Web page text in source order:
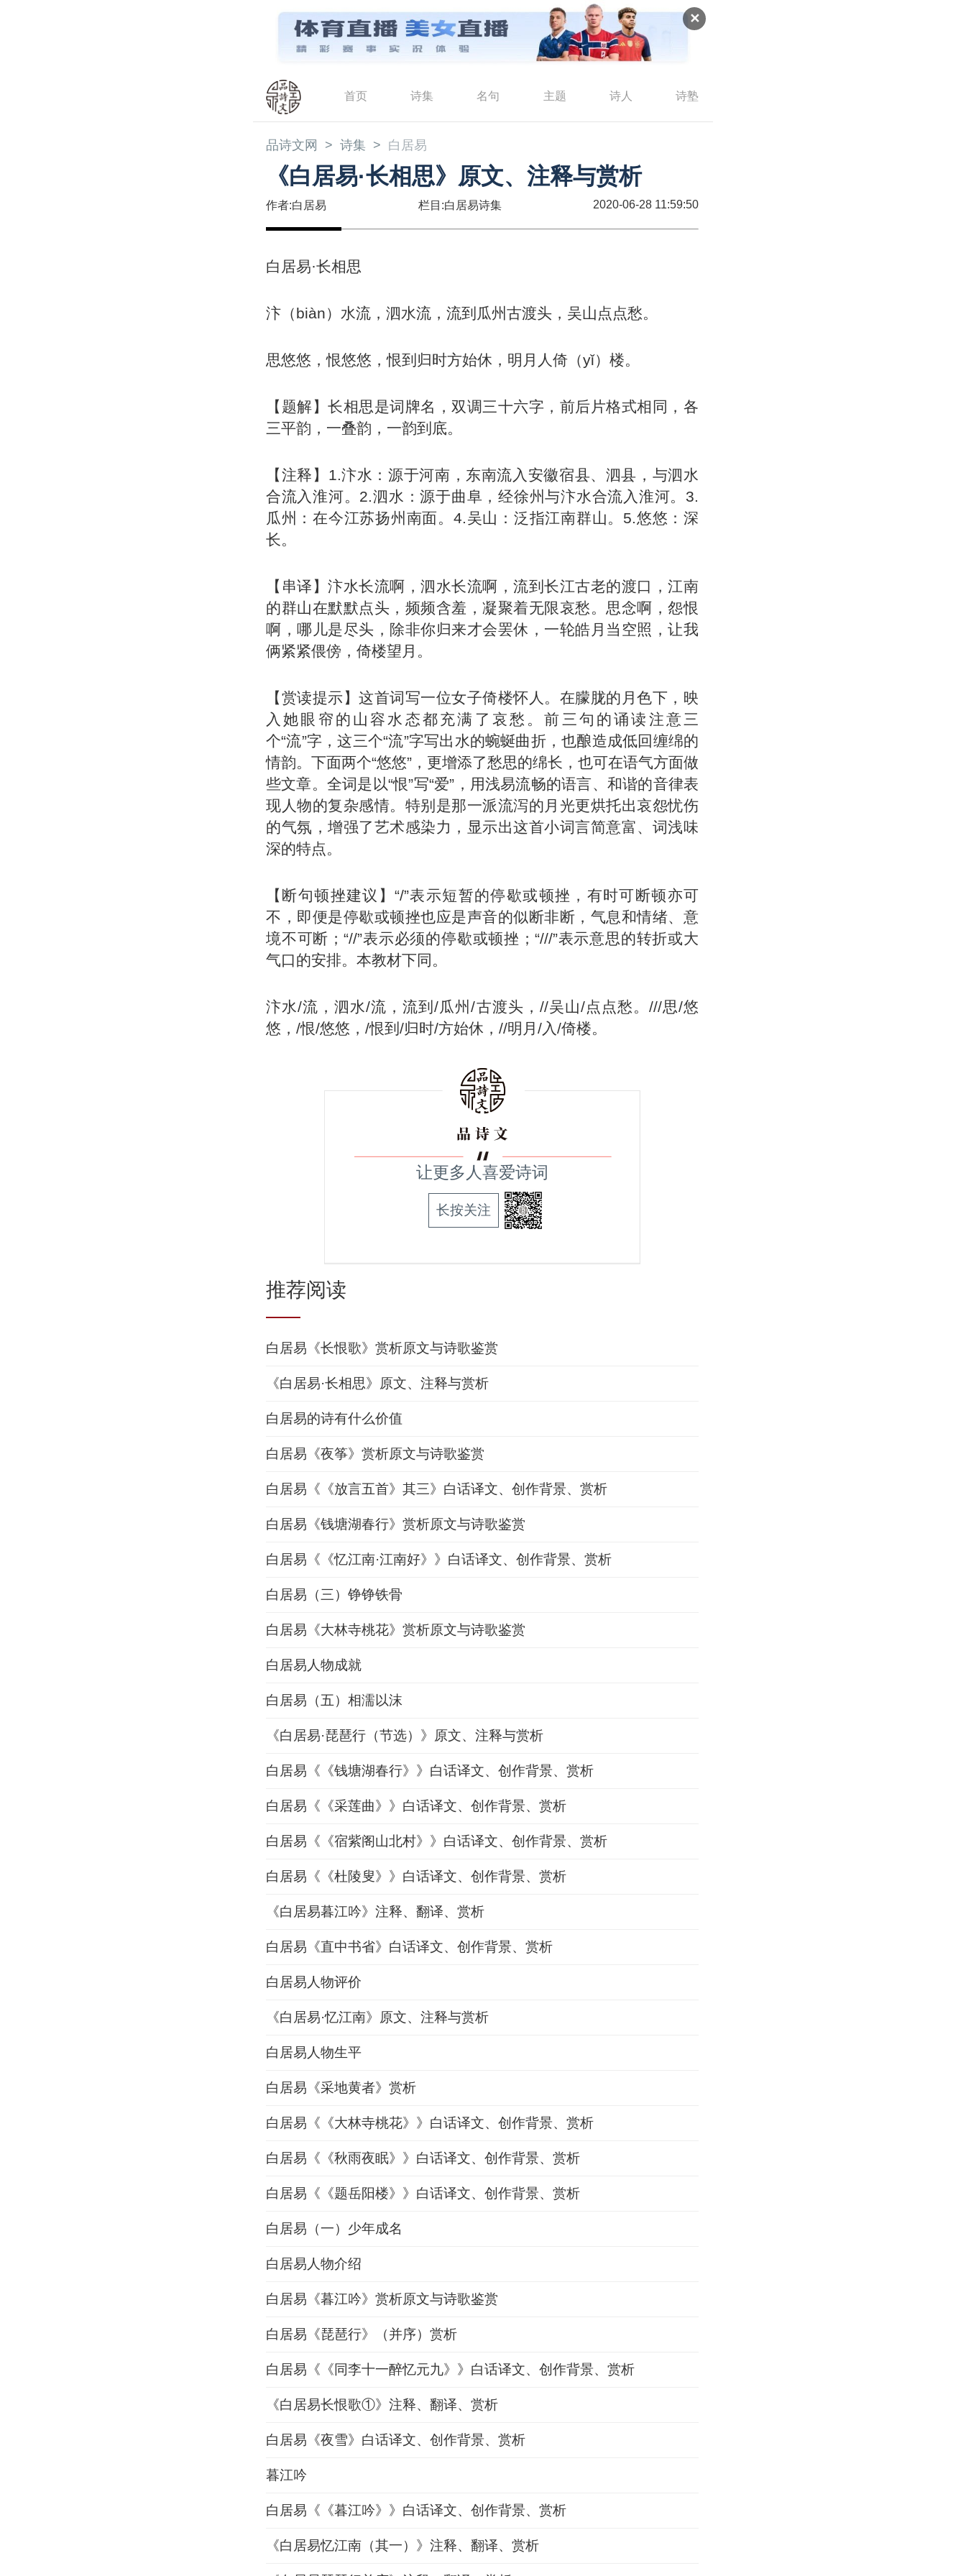
✕
首页 诗集 名句 主题 诗人 诗塾
品诗文网 诗集 白居易
《白居易·长相思》原文、注释与赏析
作者:白居易 栏目:白居易诗集 2020-06-28 11:59:50
白居易·长相思
汴（biàn）水流，泗水流，流到瓜州古渡头，吴山点点愁。
思悠悠，恨悠悠，恨到归时方始休，明月人倚（yǐ）楼。
【题解】长相思是词牌名，双调三十六字，前后片格式相同，各
三平韵，一叠韵，一韵到底。
【注释】1.汴水：源于河南，东南流入安徽宿县、泗县，与泗水
合流入淮河。2.泗水：源于曲阜，经徐州与汴水合流入淮河。3.
瓜州：在今江苏扬州南面。4.吴山：泛指江南群山。5.悠悠：深
长。
【串译】汴水长流啊，泗水长流啊，流到长江古老的渡口，江南
的群山在默默点头，频频含羞，凝聚着无限哀愁。思念啊，怨恨
啊，哪儿是尽头，除非你归来才会罢休，一轮皓月当空照，让我
俩紧紧偎傍，倚楼望月。
【赏读提示】这首词写一位女子倚楼怀人。在朦胧的月色下，映
入她眼帘的山容水态都充满了哀愁。前三句的诵读注意三
个“流”字，这三个“流”字写出水的蜿蜒曲折，也酿造成低回缠绵的
情韵。下面两个“悠悠”，更增添了愁思的绵长，也可在语气方面做
些文章。全词是以“恨”写“爱”，用浅易流畅的语言、和谐的音律表
现人物的复杂感情。特别是那一派流泻的月光更烘托出哀怨忧伤
的气氛，增强了艺术感染力，显示出这首小词言简意富、词浅味
深的特点。
【断句顿挫建议】“/”表示短暂的停歇或顿挫，有时可断顿亦可
不，即便是停歇或顿挫也应是声音的似断非断，气息和情绪、意
境不可断；“//”表示必须的停歇或顿挫；“///”表示意思的转折或大
气口的安排。本教材下同。
汴水/流，泗水/流，流到/瓜州/古渡头，//吴山/点点愁。///思/悠
悠，/恨/悠悠，/恨到/归时/方始休，//明月/入/倚楼。
让更多人喜爱诗词
长按关注
推荐阅读
白居易《长恨歌》赏析原文与诗歌鉴赏
《白居易·长相思》原文、注释与赏析
白居易的诗有什么价值
白居易《夜筝》赏析原文与诗歌鉴赏
白居易《《放言五首》其三》白话译文、创作背景、赏析
白居易《钱塘湖春行》赏析原文与诗歌鉴赏
白居易《《忆江南·江南好》》白话译文、创作背景、赏析
白居易（三）铮铮铁骨
白居易《大林寺桃花》赏析原文与诗歌鉴赏
白居易人物成就
白居易（五）相濡以沫
《白居易·琵琶行（节选）》原文、注释与赏析
白居易《《钱塘湖春行》》白话译文、创作背景、赏析
白居易《《采莲曲》》白话译文、创作背景、赏析
白居易《《宿紫阁山北村》》白话译文、创作背景、赏析
白居易《《杜陵叟》》白话译文、创作背景、赏析
《白居易暮江吟》注释、翻译、赏析
白居易《直中书省》白话译文、创作背景、赏析
白居易人物评价
《白居易·忆江南》原文、注释与赏析
白居易人物生平
白居易《采地黄者》赏析
白居易《《大林寺桃花》》白话译文、创作背景、赏析
白居易《《秋雨夜眠》》白话译文、创作背景、赏析
白居易《《题岳阳楼》》白话译文、创作背景、赏析
白居易（一）少年成名
白居易人物介绍
白居易《暮江吟》赏析原文与诗歌鉴赏
白居易《琵琶行》（并序）赏析
白居易《《同李十一醉忆元九》》白话译文、创作背景、赏析
《白居易长恨歌①》注释、翻译、赏析
白居易《夜雪》白话译文、创作背景、赏析
暮江吟
白居易《《暮江吟》》白话译文、创作背景、赏析
《白居易忆江南（其一）》注释、翻译、赏析